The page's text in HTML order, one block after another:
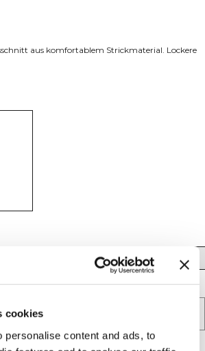
cookies
personalise content and ads, to
aus komfortablem Strickmaterial. Lockere
XL XXL
LEGEN